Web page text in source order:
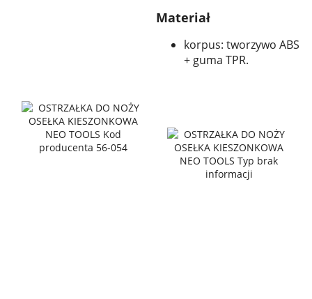
Materiał
korpus: tworzywo ABS
+ guma TPR.